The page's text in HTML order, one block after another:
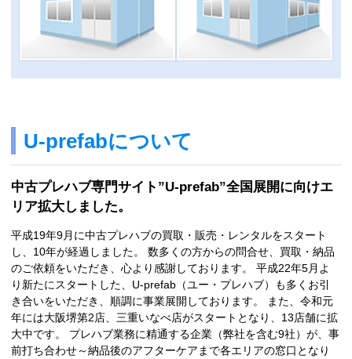
U-prefabについて
中古プレハブ専門サイト”U-prefab”全国展開に向けエ
リア拡大しました。
平成19年9月に中古プレハブの買取・販売・レンタルをスタート
し、10年が経過しました。 数多くの方からの問合せ、買取・納品
のご依頼をいただき、心より感謝しております。 平成22年5月よ
り新たにスタートした、U-prefab（ユー・プレハブ）も多くお引
き合いをいただき、順調に事業展開しております。 また、令和元
年には大阪堺第2店、三重いなべ店がスタートとなり、13店舗に拡
大中です。 プレハブ業務に精通する企業（弊社を含む9社）が、事
前打ち合わせ～納品後のアフターケアまで各エリアの窓口となり